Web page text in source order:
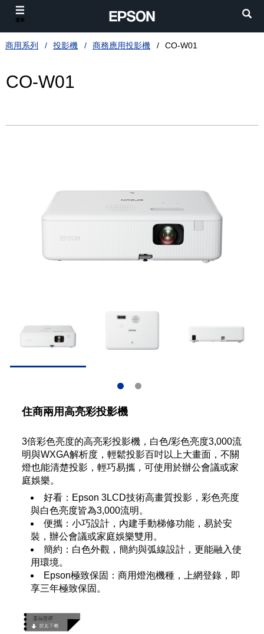
商用系列 投影機 商務應用投影機 CO-W01
CO-W01
住商兩用高亮彩投影機
3倍彩色亮度的高亮彩投影機，白色/彩色亮度3,000流
明與WXGA解析度，輕鬆投影百吋以上大畫面，不關
燈也能清楚投影，輕巧易攜，可使用於辦公會議或家
庭娛樂。
好看：Epson 3LCD技術高畫質投影，彩色亮度
與白色亮度皆為3,000流明。
便攜：小巧設計，內建手動梯修功能，易於安
裝，辦公會議或家庭娛樂雙用。
簡約：白色外觀，簡約與弧線設計，更能融入使
用環境。
Epson極致保固：商用燈泡機種，上網登錄，即
享三年極致保固。